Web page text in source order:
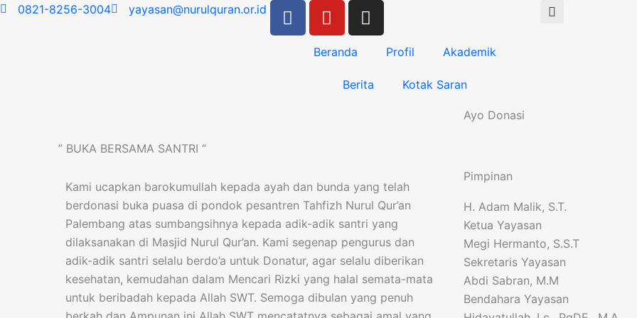
Skip0821-8256-3004 yayasan@nurulquran.or.id
F
a
Y
o
t
I
n
a
g
Beranda Profil Akademik
Berita Kotak Saran
” BUKA BERSAMA SANTRI “
Kami ucapkan barokumullah kepada ayah dan bunda yang telah
berdonasi buka puasa di pondok pesantren Tahfizh Nurul Qur’an
Palembang atas sumbangsihnya kepada adik-adik santri yang
dilaksanakan di Masjid Nurul Qur’an. Kami segenap pengurus dan
adik-adik santri selalu berdo’a untuk Donatur, agar selalu diberikan
kesehatan, kemudahan dalam Mencari Rizki yang halal semata-mata
untuk beribadah kepada Allah SWT. Semoga dibulan yang penuh
Ayo Donasi
Pimpinan
H. Adam Malik, S.T.
Ketua Yayasan
Megi Hermanto, S.S.T
Sekretaris Yayasan
Abdi Sabran, M.M
Bendahara Yayasan